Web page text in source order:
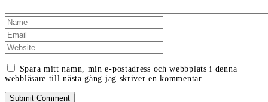
Spara mitt namn, min e-postadress och webbplats i denna
webbläsare till nästa gång jag skriver en kommentar.